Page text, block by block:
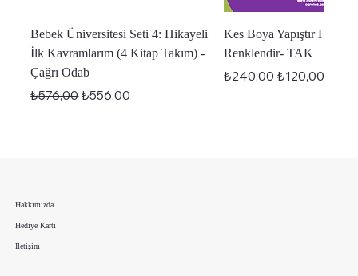
Bebek Üniversitesi Seti 4: Hikayeli
İlk Kavramlarım (4 Kitap Takım) -
Çağrı Odab
Normal Fiyat
₺576,00İndirimli Fiyat
₺556,00
Kes Boya Yapıştır
Renklendir- TAK
Normal Fiyat
₺240,00 İndirimli Fiyat
₺120,00
Hakkımızda
Hediye Kartı
İletişim